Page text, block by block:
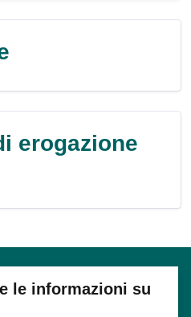
erogazione
le informazioni su